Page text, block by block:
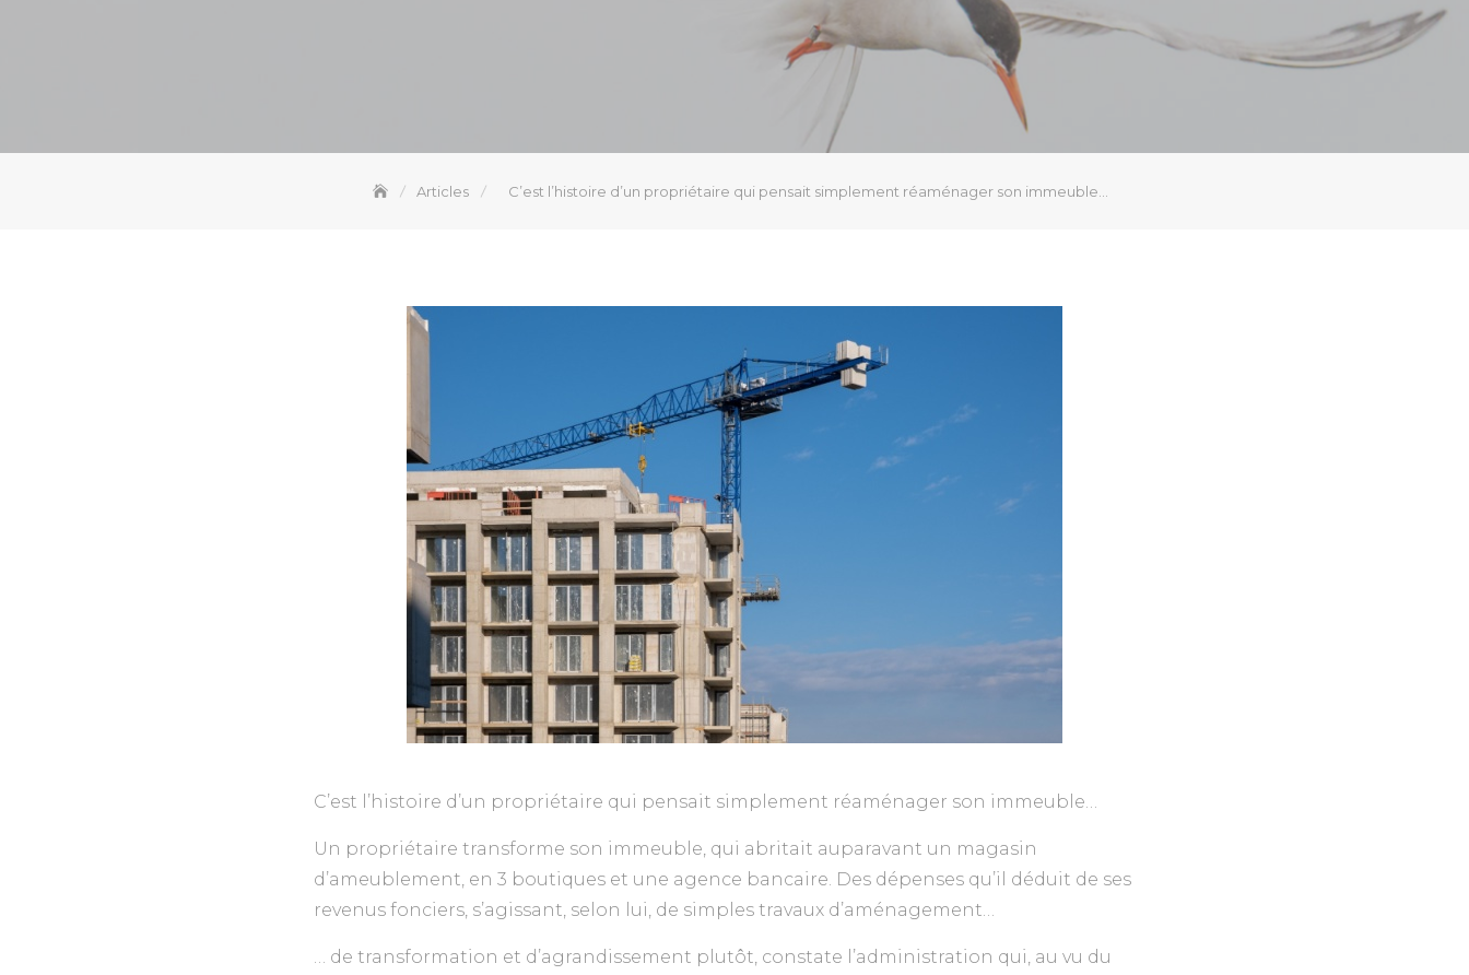
Articles C’est l’histoire d’un propriétaire qui pensait simplement réaménager son immeuble…
C’est l’histoire d’un propriétaire qui pensait simplement réaménager son immeuble…
Un propriétaire transforme son immeuble, qui abritait auparavant un magasin
d’ameublement, en 3 boutiques et une agence bancaire. Des dépenses qu’il déduit de ses
revenus fonciers, s’agissant, selon lui, de simples travaux d’aménagement…
… de transformation et d’agrandissement plutôt, constate l’administration qui, au vu du